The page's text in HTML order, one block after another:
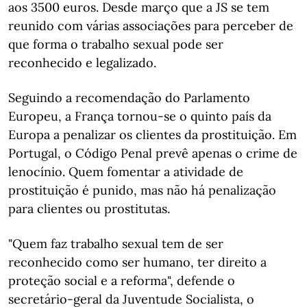
aos 3500 euros. Desde março que a JS se tem
reunido com várias associações para perceber de
que forma o trabalho sexual pode ser
reconhecido e legalizado.
Seguindo a recomendação do Parlamento
Europeu, a França tornou-se o quinto país da
Europa a penalizar os clientes da prostituição. Em
Portugal, o Código Penal prevê apenas o crime de
lenocínio. Quem fomentar a atividade de
prostituição é punido, mas não há penalização
para clientes ou prostitutas.
"Quem faz trabalho sexual tem de ser
reconhecido como ser humano, ter direito a
proteção social e a reforma", defende o
secretário-geral da Juventude Socialista, o